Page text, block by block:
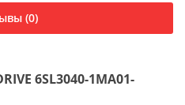
(0)
6SL3040-1MA01-